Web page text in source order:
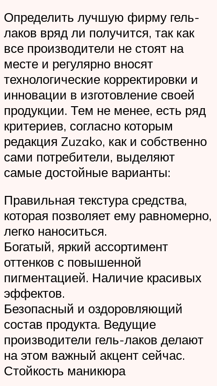
Определить лучшую фирму гель-
лаков вряд ли получится, так как
все производители не стоят на
месте и регулярно вносят
технологические корректировки и
инновации в изготовление своей
продукции. Тем не менее, есть ряд
критериев, согласно которым
редакция Zuzako, как и собственно
сами потребители, выделяют
самые достойные варианты:
Правильная текстура средства,
которая позволяет ему равномерно,
легко наноситься.
Богатый, яркий ассортимент
оттенков с повышенной
пигментацией. Наличие красивых
эффектов.
Безопасный и оздоровляющий
состав продукта. Ведущие
производители гель-лаков делают
на этом важный акцент сейчас.
Стойкость маникюра